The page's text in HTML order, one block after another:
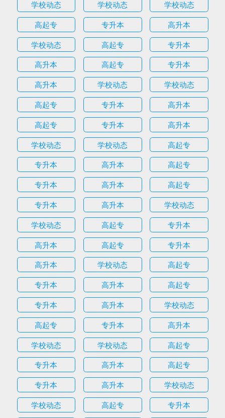
学校动态 学校动态
学校动态
高起专
专升本
高升本
学校动态
高起专
专升本
高升本
高起专
专升本
高升本
学校动态
学校动态
高起专
专升本
高升本
高起专
专升本
高升本
学校动态
学校动态
高起专
专升本
高升本
高起专
专升本
高升本
高起专
专升本
高升本
学校动态
学校动态
高起专
专升本
高升本
高起专
专升本
高升本
学校动态
高起专
专升本
高升本
高起专
专升本
高升本
学校动态
高起专
专升本
高升本
学校动态
学校动态
高起专
专升本
高升本
高起专
专升本
高升本
学校动态
学校动态
高起专
专升本